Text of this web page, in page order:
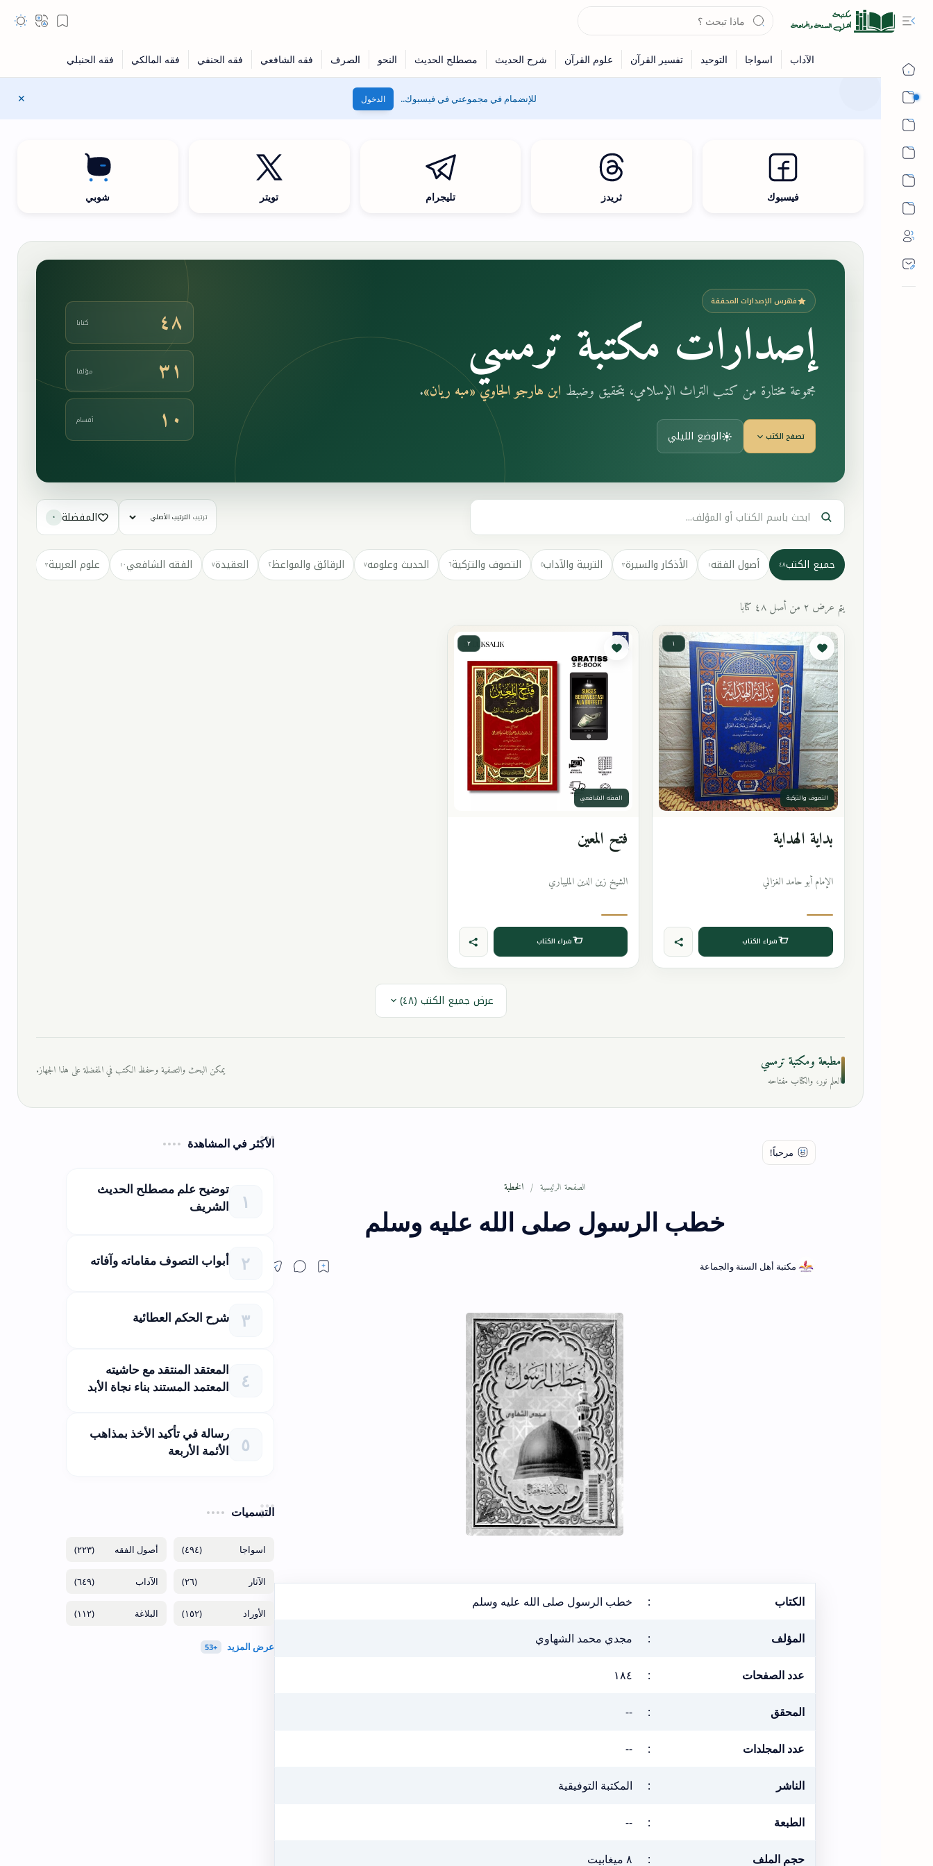
للإنضمام في مجموعتي في فيسبوك.. الدخول
فيسبوك ثريدز تليجرام تويتر شوبي
فهرس الإصدارات المحققة
إصدارات مكتبة ترمسي
مجموعة مختارة من كتب التراث الإسلامي، بتحقيق وضبط ابن هارجو الجاوي «مبه ريان».
تصفح الكتب الوضع الليلي
٤٨ كتابا
٣١ مؤلفا
١٠ أقسام
ترتيب المفضلة ٠
جميع الكتب٤٨ أصول الفقه١ الأذكار والسيرة٣ التربية والآداب٥ التصوف والتزكية٦ الحديث وعلومه٧ الرقائق والمواعظ٢ العقيدة٧ الفقه الشافعي١٠ علوم العربية٣
يتم عرض ٢ من أصل ٤٨ كتابا
١
التصوف والتزكية
بداية الهداية
الإمام أبو حامد الغزالي
شراء الكتاب
٢
الفقه الشافعي
فتح المعين
الشيخ زين الدين المليباري
شراء الكتاب
عرض جميع الكتب (٤٨)
مطبعة ومكتبة ترمسي
العلم نور، والكتاب مفتاحه
يمكن البحث والتصفية وحفظ الكتب في المفضلة على هذا الجهاز.
الصفحة الرئيسية الخطبة
خطب الرسول صلى الله عليه وسلم
الكتاب : خطب الرسول صلى الله عليه وسلم
المؤلف : مجدي محمد الشهاوي
عدد الصفحات : ١٨٤
المحقق :
--
عدد المجلدات :
--
الناشر : المكتبة التوفيقية
الطبعة :
--
حجم الملف : ٨ ميغابيت
الأكثر في المشاهدة
توضيح علم مصطلح الحديث
الشريف
أبواب التصوف مقاماته وآفاته
شرح الحكم العطائية
المعتقد المنتقد مع حاشيته
المعتمد المستند بناء نجاة الأبد
رسالة في تأكيد الأخذ بمذاهب
الأئمة الأربعة
التسميات
(٤٩٤) (٢٢٣)
(٢٦) (٦٤٩)
(١٥٢) (١١٢)